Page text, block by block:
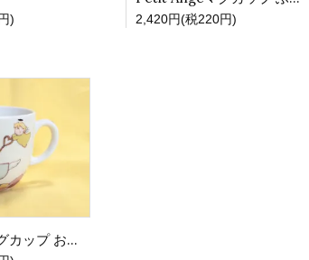
) 2,420円(税220円)
Petit Angeマグカップ おいしくなあれ